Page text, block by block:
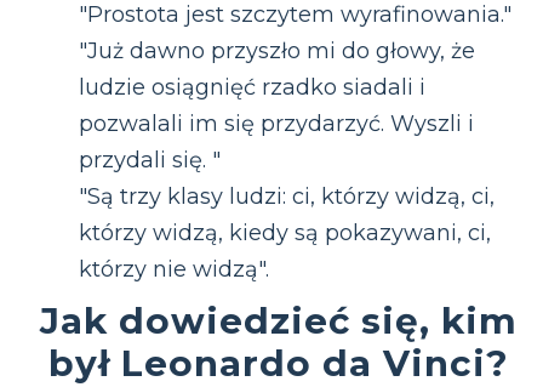
"Prostota jest szczytem wyrafinowania."
"Już dawno przyszło mi do głowy, że
ludzie osiągnięć rzadko siadali i
pozwalali im się przydarzyć. Wyszli i
przydali się. "
"Są trzy klasy ludzi: ci, którzy widzą, ci,
którzy widzą, kiedy są pokazywani, ci,
którzy nie widzą".
Jak dowiedzieć się, kim
był Leonardo da Vinci?